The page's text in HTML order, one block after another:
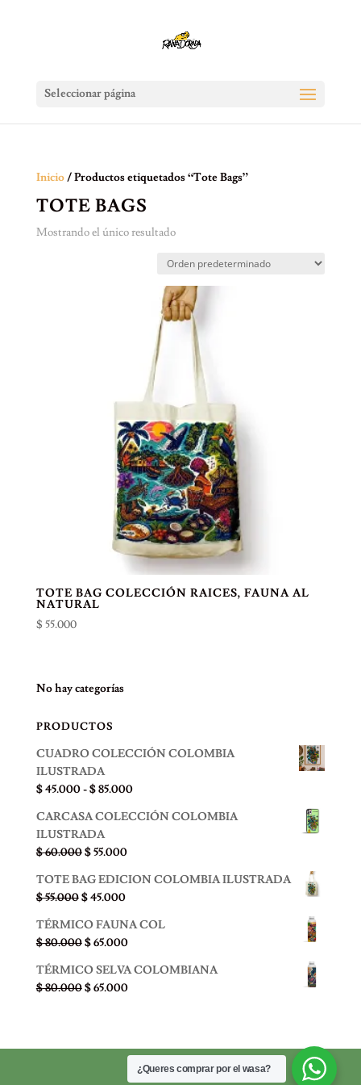
Seleccionar página
Inicio/ Productos etiquetados “Tote Bags”
TOTE BAGS
Mostrando el único resultado
TOTE BAG COLECCIÓN RAICES, FAUNA AL
NATURAL
$ 55.000
No hay categorías
PRODUCTOS
CUADRO COLECCIÓN COLOMBIA
ILUSTRADA
$45.000-$85.000Rango
precios:
hasta
CARCASA COLECCIÓN COLOMBIA
ILUSTRADA
$60.000El
original
era:
$ 60.000.
$55.000El
actual
$ 55.000.
TOTE BAG EDICION COLOMBIA ILUSTRADA
$55.000El
original
era:
$ 55.000.
$45.000El
actual
es:
$ 45.000.
TÉRMICO FAUNA COL
$80.000El
original
era:
$65.000El
actual
es:
TÉRMICO SELVA COLOMBIANA
$80.000El
$ 80.000.
$65.000El
$ 65.000.
¿Queres comprar por el wasa?